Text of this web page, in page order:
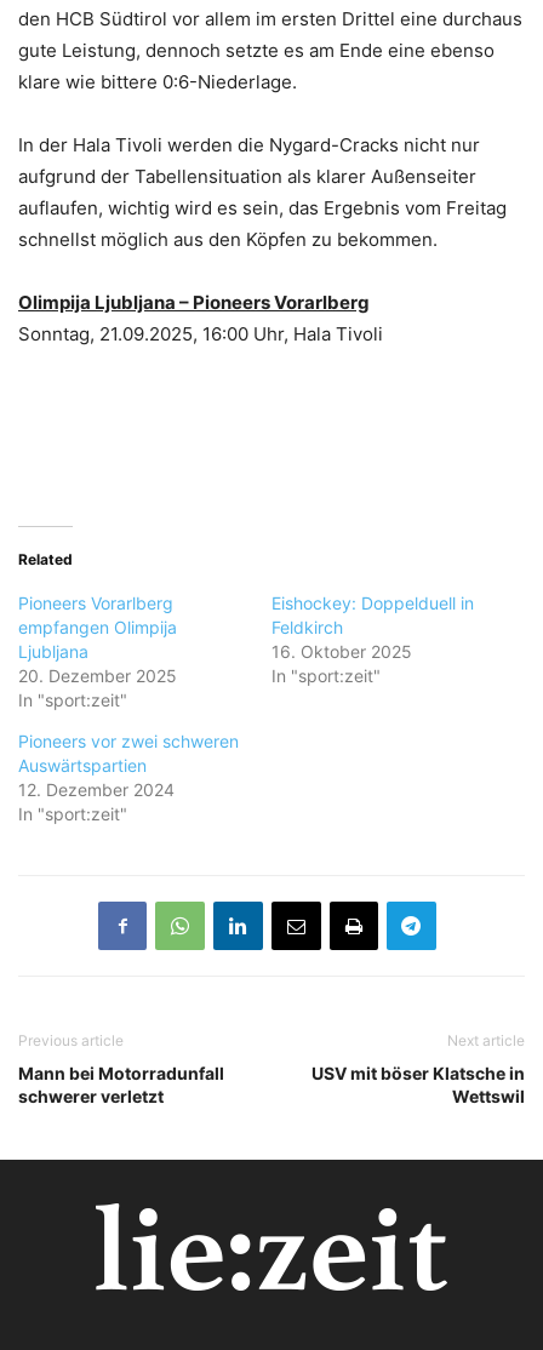
den HCB Südtirol vor allem im ersten Drittel eine durchaus
gute Leistung, dennoch setzte es am Ende eine ebenso
klare wie bittere 0:6-Niederlage.
In der Hala Tivoli werden die Nygard-Cracks nicht nur
aufgrund der Tabellensituation als klarer Außenseiter
auflaufen, wichtig wird es sein, das Ergebnis vom Freitag
schnellst möglich aus den Köpfen zu bekommen.
Olimpija Ljubljana – Pioneers Vorarlberg
Sonntag, 21.09.2025, 16:00 Uhr, Hala Tivoli
Related
Pioneers Vorarlberg
empfangen Olimpija
Ljubljana
20. Dezember 2025
In "sport:zeit"
Eishockey: Doppelduell in
Feldkirch
16. Oktober 2025
In "sport:zeit"
Pioneers vor zwei schweren
Auswärtspartien
12. Dezember 2024
In "sport:zeit"
Previous article
Mann bei Motorradunfall
schwerer verletzt
Next article
USV mit böser Klatsche in
Wettswil